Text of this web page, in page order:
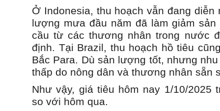
Ở Indonesia, thu hoạch vẫn đang diễn
lượng mưa đầu năm đã làm giảm
cầu từ các thương nhân trong nước
định. Tại Brazil, thu hoạch hồ tiêu
Bắc Para. Dù sản lượng tốt, nhưng
thấp do nông dân và thương nhân sẵn
Như vậy, giá tiêu hôm nay 1/10/2025
so với hôm qua.